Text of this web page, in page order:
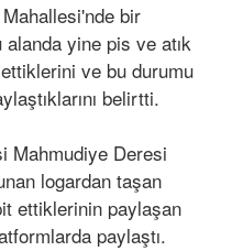
bir
yine pis ve atık
ve bu durumu
belirtti.
Mahmudiye Deresi
logardan taşan
ettiklerinin paylaşan
paylaştı.